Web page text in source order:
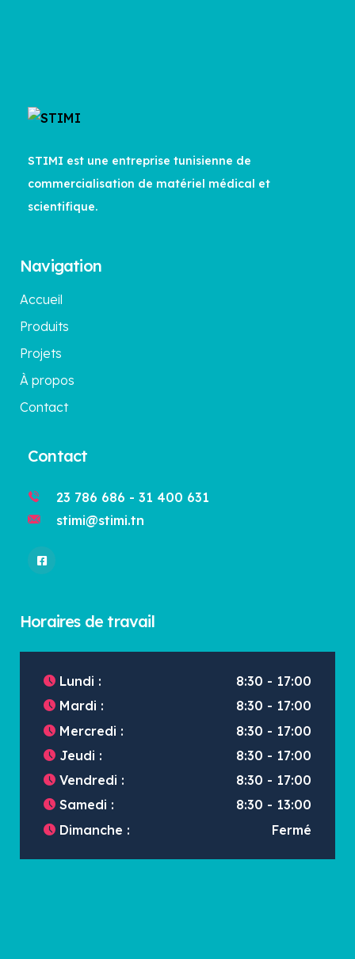
STIMI est une entreprise tunisienne de
commercialisation de matériel médical et
scientifique.
Navigation
Accueil
Produits
Projets
À propos
Contact
Contact
23 786 686 - 31 400 631
stimi@stimi.tn
Horaires de travail
Lundi :
8:30 - 17:00
Mardi :
8:30 - 17:00
Mercredi :
8:30 - 17:00
Jeudi :
8:30 - 17:00
Vendredi :
8:30 - 17:00
Samedi :
8:30 - 13:00
Dimanche :
Fermé